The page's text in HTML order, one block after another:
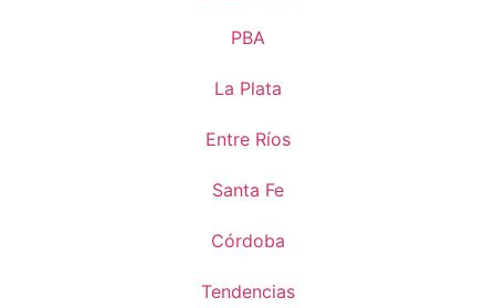
PBA
La Plata
Entre Ríos
Santa Fe
Córdoba
Tendencias